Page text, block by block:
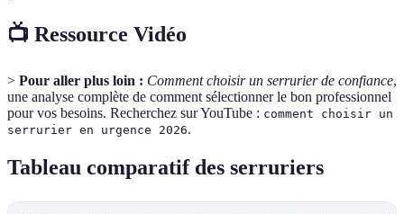
📺 Ressource Vidéo
> Pour aller plus loin : Comment choisir un serrurier de confiance,
une analyse complète de comment sélectionner le bon professionnel
pour vos besoins. Recherchez sur YouTube : comment choisir un
serrurier en urgence 2026.
Tableau comparatif des serruriers